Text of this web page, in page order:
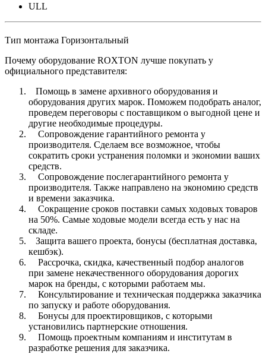
ULL
Тип монтажа Горизонтальный
Почему оборудование ROXTON лучше покупать у
официального представителя:
Помощь в замене архивного оборудования и
оборудования других марок. Поможем подобрать аналог,
проведем переговоры с поставщиком о выгодной цене и
другие необходимые процедуры.
Сопровождение гарантийного ремонта у
производителя. Сделаем все возможное, чтобы
сократить сроки устранения поломки и экономии ваших
средств.
Сопровождение послегарантийного ремонта у
производителя. Также направлено на экономию средств
и времени заказчика.
Сокращение сроков поставки самых ходовых товаров
на 50%. Самые ходовые модели всегда есть у нас на
складе.
Защита вашего проекта, бонусы (бесплатная доставка,
кешбэк).
Рассрочка, скидка, качественный подбор аналогов
при замене некачественного оборудования дорогих
марок на бренды, с которыми работаем мы.
Консультирование и техническая поддержка заказчика
по запуску и работе оборудования.
Бонусы для проектировщиков, с которыми
установились партнерские отношения.
Помощь проектным компаниям и институтам в
разработке решения для заказчика.